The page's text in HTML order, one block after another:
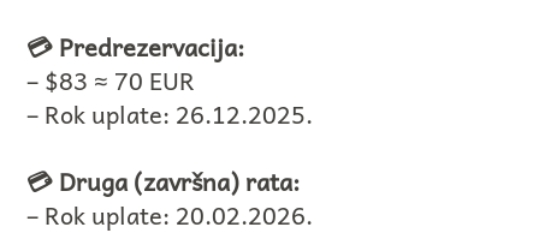
💳 Predrezervacija:
– $83 ≈ 70 EUR
– Rok uplate: 26.12.2025.
💳 Druga (završna) rata:
– Rok uplate: 20.02.2026.